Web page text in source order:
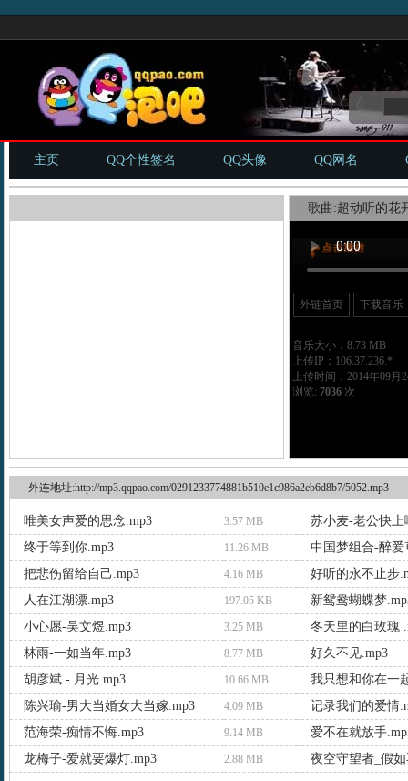
主页 QQ个性签名 QQ头像 QQ网名
歌曲:超动听的花
外链首页 下载音乐
音乐大小：8.73 MB
上传IP：106.37.236.*
上传时间：2014年09月
浏览: 7036次
外连地址:http://mp3.qqpao.com/0291233774881b510e1c986a2eb6d8b7/5052.mp3
唯美女声爱的思念.mp3 3.57 MB
苏小麦-老公快上
终于等到你.mp3
11.26 MB
中国梦组合-醉爱
把悲伤留给自己.mp3
4.16 MB
好听的永不止步
人在江湖漂.mp3
197.05 KB
新鸳鸯蝴蝶梦
小心愿-吴文煜.mp3
3.25 MB
冬天里的白玫瑰
林雨-一如当年.mp3
8.77 MB
好久不见.mp3
胡彦斌 - 月光.mp3
10.66 MB
我只想和你在一
陈兴瑜-男大当婚女大当嫁.mp3
4.09 MB
记录我们的爱情
范海荣-痴情不悔.mp3
9.14 MB
爱不在就放手
龙梅子-爱就要爆灯.mp3
2.88 MB 夜空守望者_假